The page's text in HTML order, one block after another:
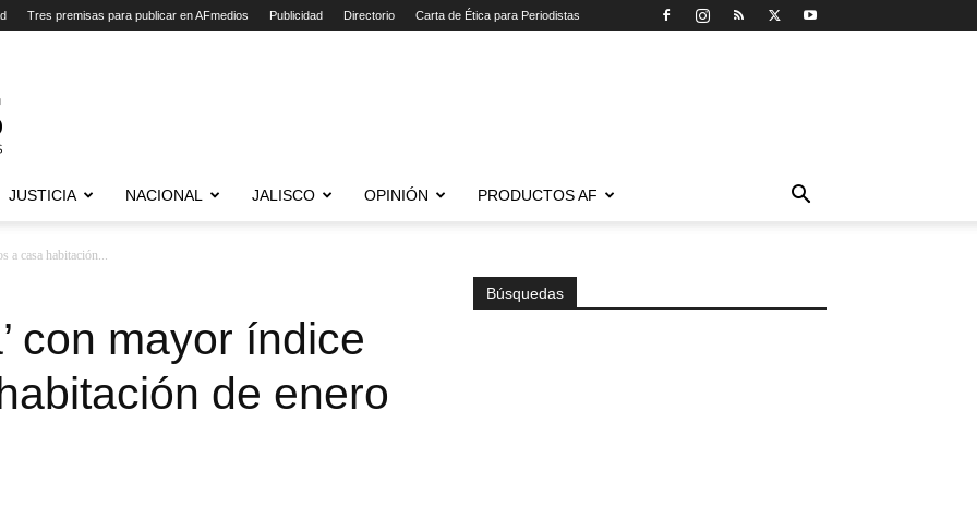
Tres premisas para publicar en AFmedios Publicidad Directorio Carta de Ética para Periodistas
JUSTICIA NACIONAL JALISCO OPINIÓN PRODUCTOS AF
a casa habitación...
con mayor índice
de enero
Búsquedas